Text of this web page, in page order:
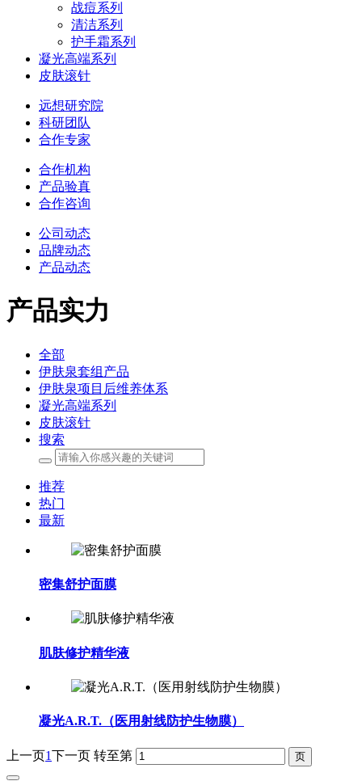
战痘系列
清洁系列
护手霜系列
凝光高端系列
皮肤滚针
远想研究院
科研团队
合作专家
合作机构
产品验真
合作咨询
公司动态
品牌动态
产品动态
产品实力
全部
伊肤泉套组产品
伊肤泉项目后维养体系
凝光高端系列
皮肤滚针
搜索
推荐
热门
最新
密集舒护面膜
肌肤修护精华液
凝光A.R.T.（医用射线防护生物膜）
上一页 1 下一页 转至第